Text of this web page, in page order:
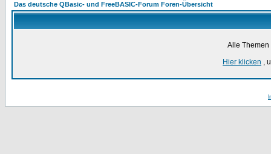
Das deutsche QBasic- und FreeBASIC-Forum Foren-Übersicht
Alle
Hier klicken ,